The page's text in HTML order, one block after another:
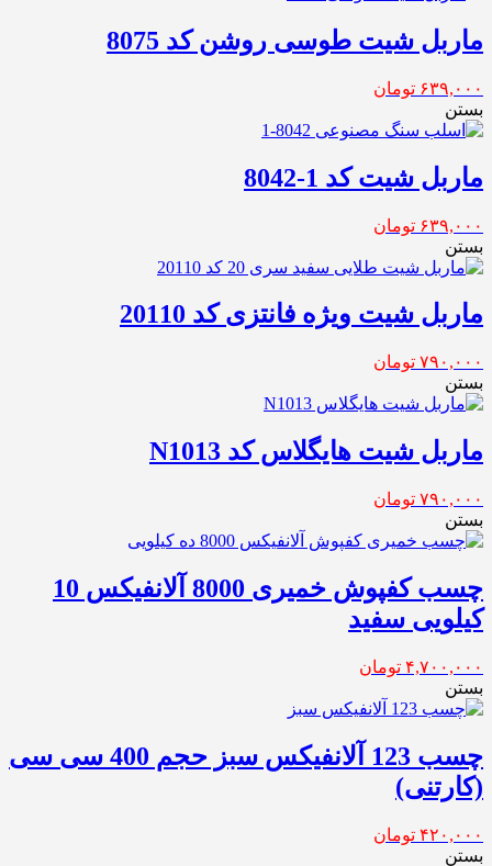
ماربل شیت طوسی روشن کد 8075
۶۳۹,۰۰۰ تومان
بستن
ماربل شیت کد 1-8042
۶۳۹,۰۰۰ تومان
بستن
ماربل شیت ویژه فانتزی کد 20110
۷۹۰,۰۰۰ تومان
بستن
ماربل شیت هایگلاس کد N1013
۷۹۰,۰۰۰ تومان
بستن
چسب کفپوش خمیری 8000 آلانفیکس 10
کیلویی سفید
۴,۷۰۰,۰۰۰ تومان
بستن
چسب 123 آلانفیکس سبز حجم 400 سی سی
(کارتنی)
۴۲۰,۰۰۰ تومان
بستن